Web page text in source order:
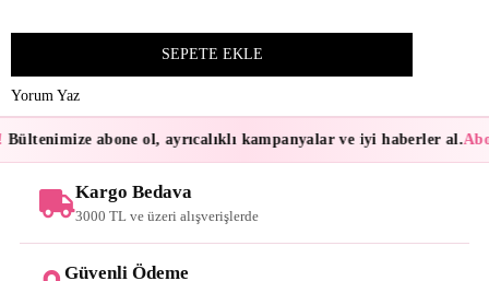
Yorum Yaz
Bültenimize abone ol, ayrıcalıklı kampanyalar ve iyi haberler al.
Kargo Bedava
3000 TL ve üzeri alışverişlerde
Güvenli Ödeme